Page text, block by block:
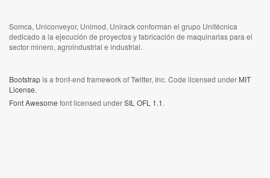
Somca, Uniconveyor, Unimod, Unirack conforman el grupo Unitécnica
dedicado a la ejecución de proyectos y fabricación de maquinarias para el
sector minero, agroindustrial e industrial.
Bootstrapis a front-end framework of Twitter, Inc. Code licensed under MIT
License.
Font Awesome font licensed underSIL OFL 1.1.